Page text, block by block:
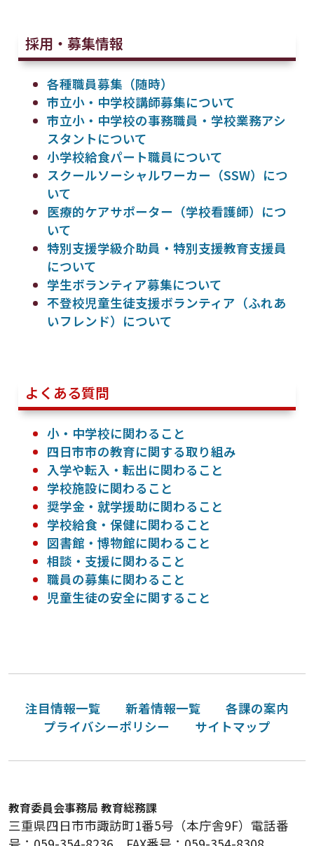
採用・募集情報
各種職員募集（随時）
市立小・中学校講師募集について
市立小・中学校の事務職員・学校業務アシ
スタントについて
小学校給食パート職員について
スクールソーシャルワーカー（SSW）につ
いて
医療的ケアサポーター（学校看護師）につ
いて
特別支援学級介助員・特別支援教育支援員
について
学生ボランティア募集について
不登校児童生徒支援ボランティア（ふれあ
いフレンド）について
よくある質問
小・中学校に関わること
四日市市の教育に関する取り組み
入学や転入・転出に関わること
学校施設に関わること
奨学金・就学援助に関わること
学校給食・保健に関わること
図書館・博物館に関わること
相談・支援に関わること
職員の募集に関わること
児童生徒の安全に関すること
注目情報一覧 新着情報一覧
各課の案内
プライバシーポリシー
サイトマップ
教育委員会事務局 教育総務課
三重県四日市市諏訪町1番5号（本庁舎9F）電話番